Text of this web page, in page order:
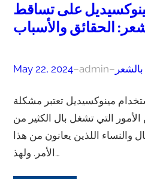
على تساقط
الحقائق والأسباب
May 22, 2024–admin–
مينوكسيديل تعتبر مشكلة
التي تشغل بال الكثير من
والنساء اللذين يعانون من هذا
الأمر. ولهذ…